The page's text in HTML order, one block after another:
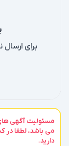
برای
مسئولیت آگهی
می باشد، لطفا در
دارید.